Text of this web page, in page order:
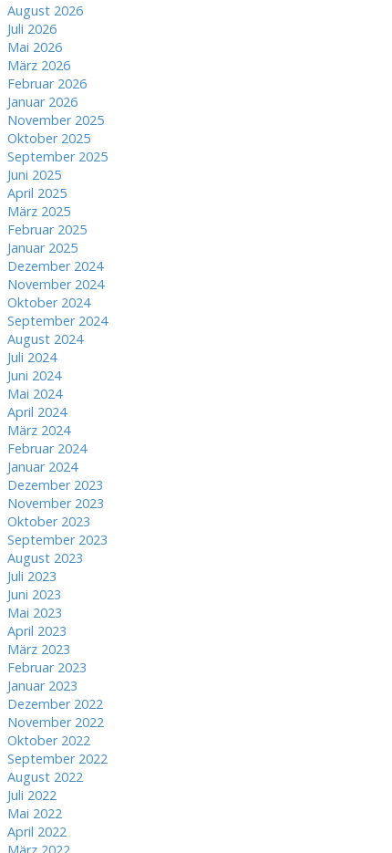
August 2026
Juli 2026
Mai 2026
März 2026
Februar 2026
Januar 2026
November 2025
Oktober 2025
September 2025
Juni 2025
April 2025
März 2025
Februar 2025
Januar 2025
Dezember 2024
November 2024
Oktober 2024
September 2024
August 2024
Juli 2024
Juni 2024
Mai 2024
April 2024
März 2024
Februar 2024
Januar 2024
Dezember 2023
November 2023
Oktober 2023
September 2023
August 2023
Juli 2023
Juni 2023
Mai 2023
April 2023
März 2023
Februar 2023
Januar 2023
Dezember 2022
November 2022
Oktober 2022
September 2022
August 2022
Juli 2022
Mai 2022
April 2022